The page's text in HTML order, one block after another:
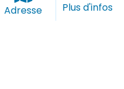
Adresse Plus d'infos